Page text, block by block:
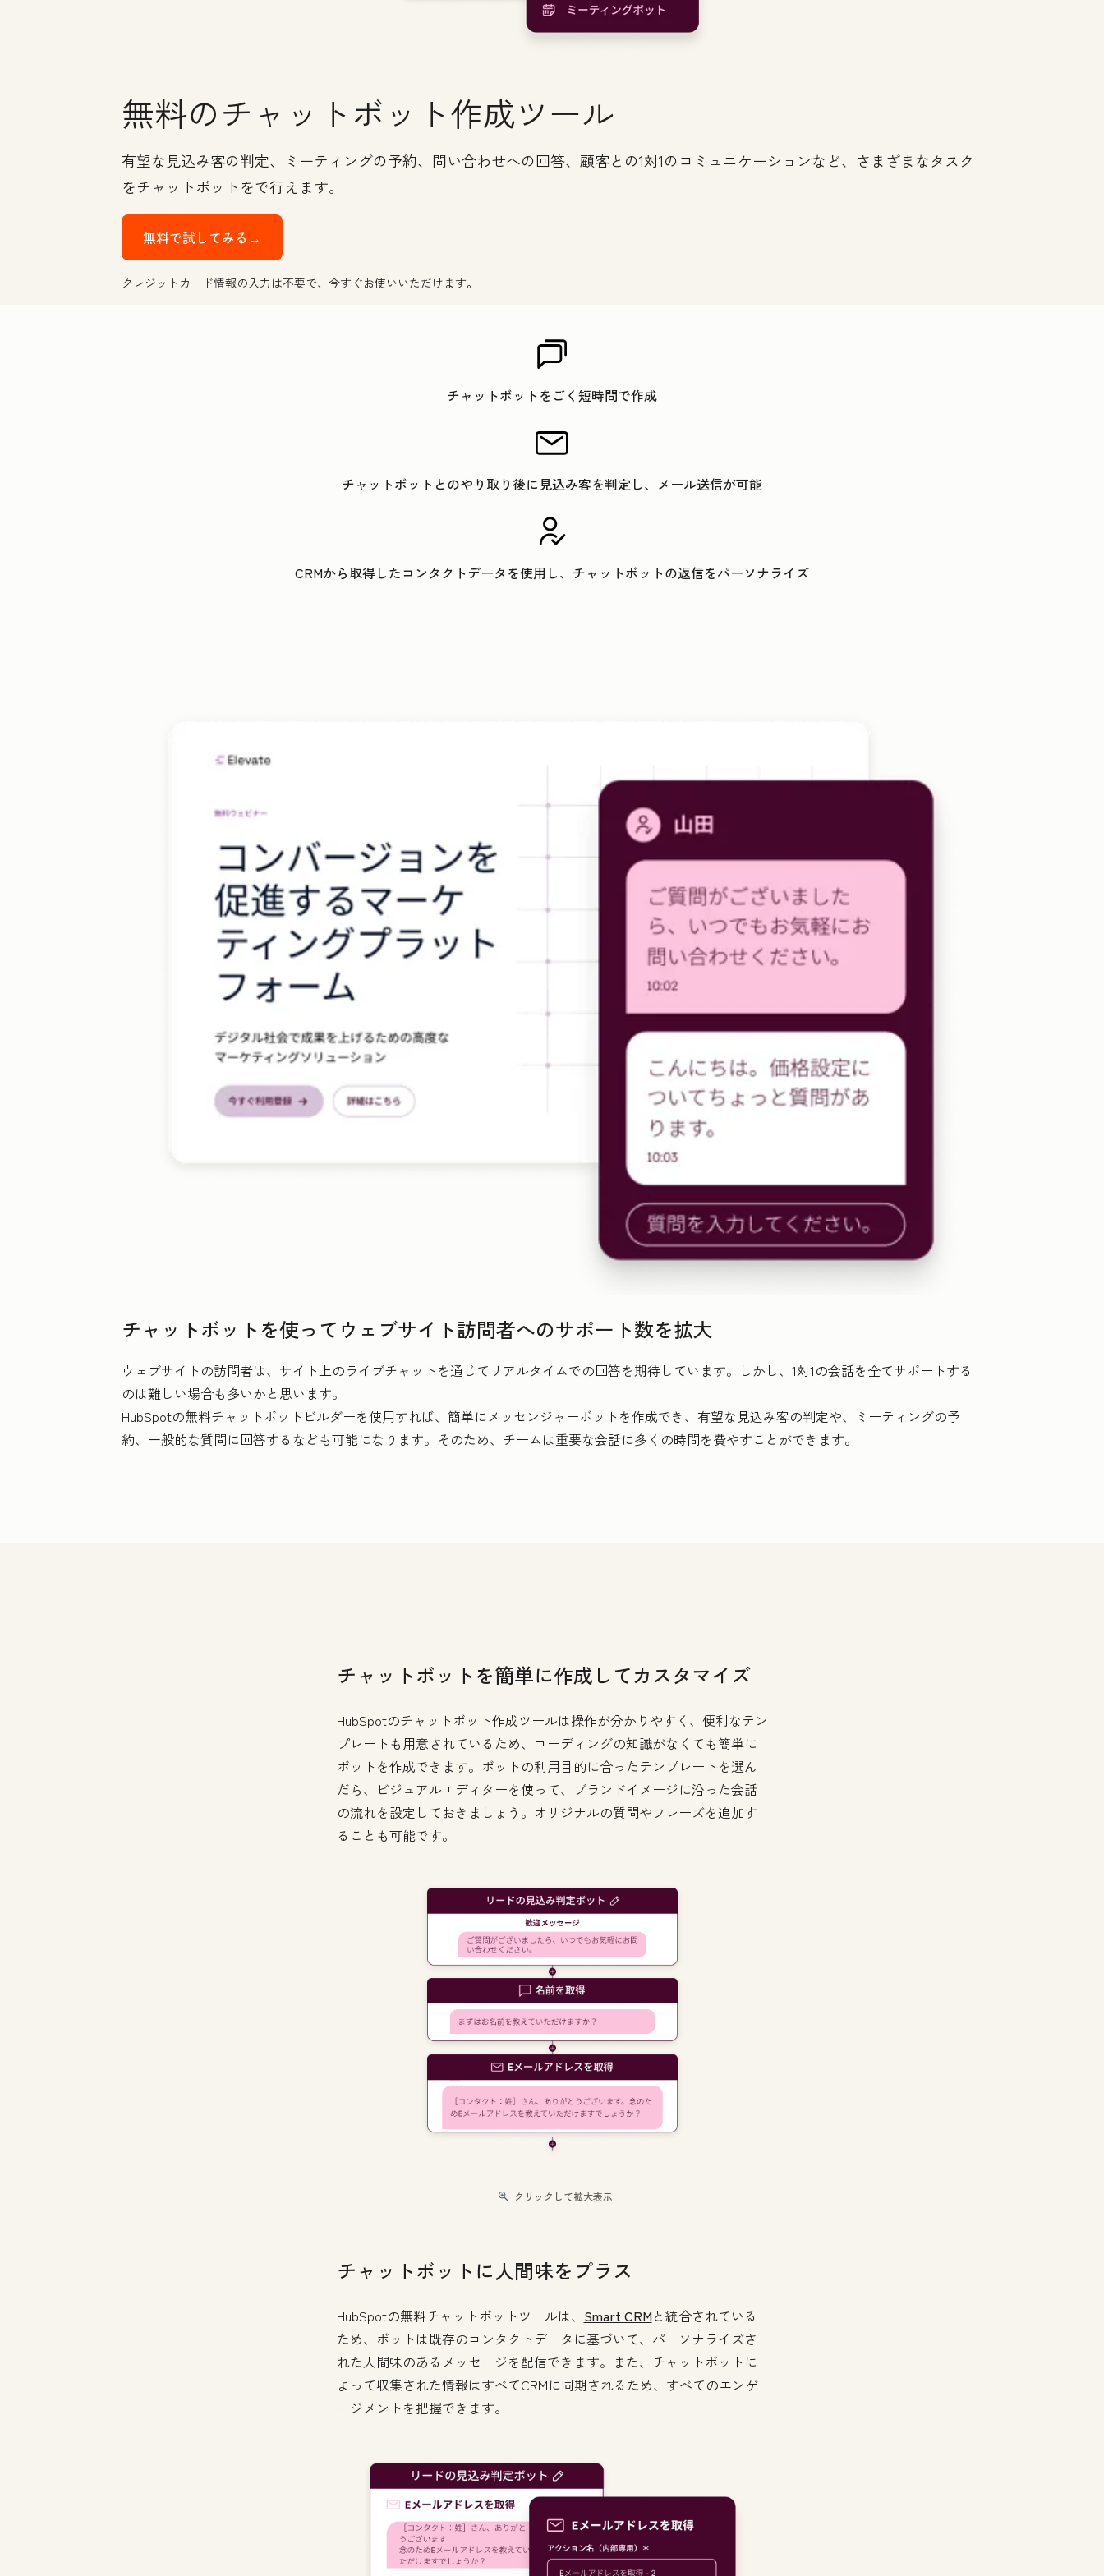
無料のチャットボット作成ツール
有望な見込み客の判定、ミーティングの予約、問い合わせへの回答、顧客との1対1のコミュニケーションなど、さまざまなタスク
をチャットボットをで行えます。
無料で試してみる→
クレジットカード情報の入力は不要で、今すぐお使いいただけます。
チャットボットをごく短時間で作成
チャットボットとのやり取り後に見込み客を判定し、メール送信が可能
CRMから取得したコンタクトデータを使用し、チャットボットの返信をパーソナライズ
チャットボットを使ってウェブサイト訪問者へのサポート数を拡大
ウェブサイトの訪問者は、サイト上のライブチャットを通じてリアルタイムでの回答を期待しています。しかし、1対1の会話を全てサポートする
のは難しい場合も多いかと思います。
HubSpotの無料チャットボットビルダーを使用すれば、簡単にメッセンジャーボットを作成でき、有望な見込み客の判定や、ミーティングの予
約、一般的な質問に回答するなども可能になります。そのため、チームは重要な会話に多くの時間を費やすことができます。
チャットボットを簡単に作成してカスタマイズ
HubSpotのチャットボット作成ツールは操作が分かりやすく、便利なテン
プレートも用意されているため、コーディングの知識がなくても簡単に
ボットを作成できます。ボットの利用目的に合ったテンプレートを選ん
だら、ビジュアルエディターを使って、ブランドイメージに沿った会話
の流れを設定しておきましょう。オリジナルの質問やフレーズを追加す
ることも可能です。
クリックして拡大表示
チャットボットに人間味をプラス
HubSpotの無料チャットボットツールは、 Smart CRMと統合されている
ため、ボットは既存のコンタクトデータに基づいて、パーソナライズさ
れた人間味のあるメッセージを配信できます。また、チャットボットに
よって収集された情報はすべてCRMに同期されるため、すべてのエンゲ
ージメントを把握できます。